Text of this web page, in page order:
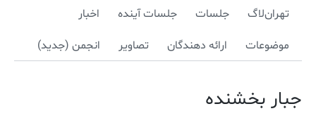
تهران‌لاگ جلسات جلسات آینده اخبار
موضوعات ارائه دهندگان تصاویر انجمن (جدید)
جبار بخشنده